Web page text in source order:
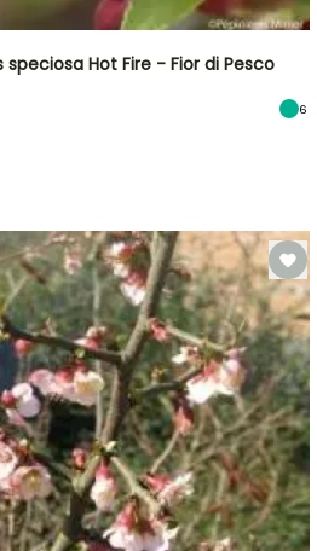
Hot Fire - Fior di Pesco
6